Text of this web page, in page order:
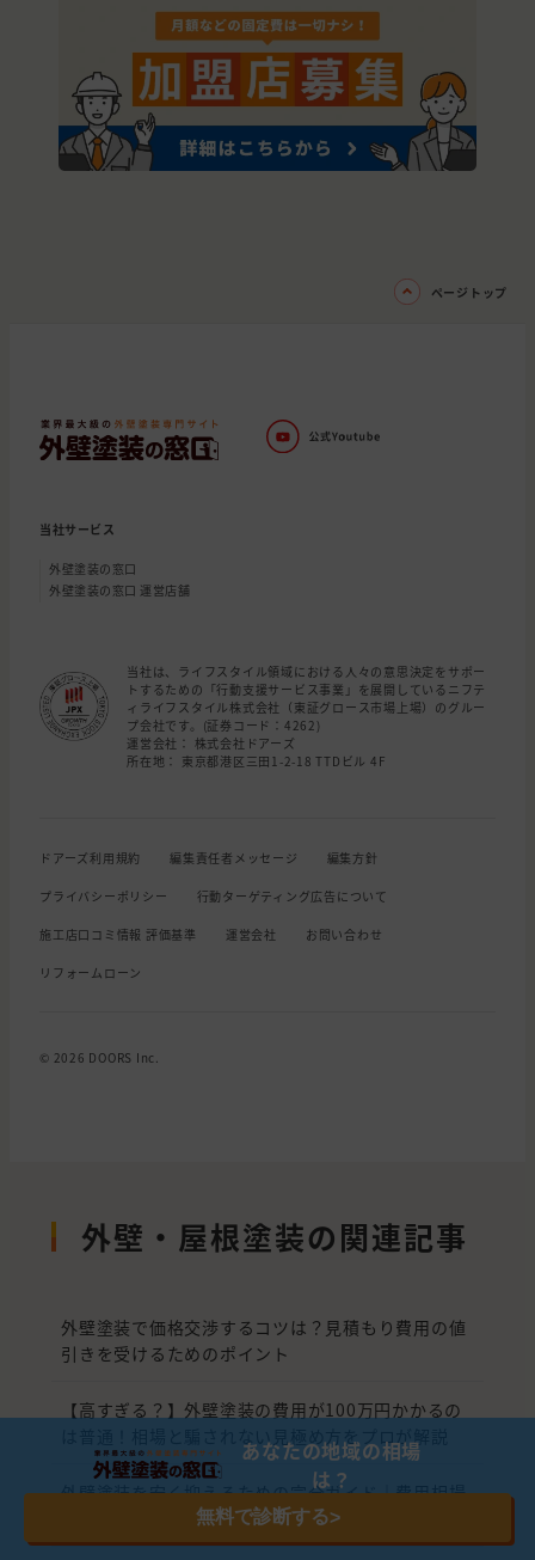
ページトップ
当社サービス
外壁塗装の窓口
外壁塗装の窓口 運営店舗
当社は、ライフスタイル領域における人々の意思決定をサポー
トするための「行動支援サービス事業」を展開しているニフテ
ィライフスタイル株式会社（東証グロース市場上場）のグルー
プ会社です。(証券コード：4262)
運営会社： 株式会社ドアーズ
所在地： 東京都港区三田1-2-18 TTDビル 4F
ドアーズ利用規約 編集責任者メッセージ 編集方針
プライバシーポリシー 行動ターゲティング広告について
施工店口コミ情報 評価基準 運営会社 お問い合わせ
リフォームローン
© 2026 DOORS Inc.
外壁・屋根塗装の関連記事
外壁塗装で価格交渉するコツは？見積もり費用の値
引きを受けるためのポイント
【高すぎる？】外壁塗装の費用が100万円かかるの
は普通！相場と騙されない見極め方をプロが解説
外壁塗装を安く抑えるための完全ガイド｜費用相場
から優良業者の選び方まで
あなたの地域の相場
は？
無料で診断する>